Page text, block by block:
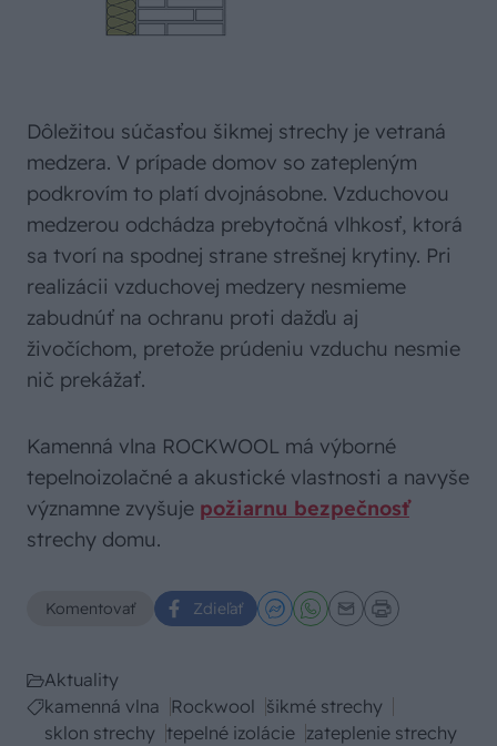
Dôležitou súčasťou šikmej strechy je vetraná
medzera. V prípade domov so zatepleným
podkrovím to platí dvojnásobne. Vzduchovou
medzerou odchádza prebytočná vlhkosť, ktorá
sa tvorí na spodnej strane strešnej krytiny. Pri
realizácii vzduchovej medzery nesmieme
zabudnúť na ochranu proti dažďu aj
živočíchom, pretože prúdeniu vzduchu nesmie
nič prekážať.
Kamenná vlna ROCKWOOL má výborné
tepelnoizolačné a akustické vlastnosti a navyše
významne zvyšuje požiarnu bezpečnosť
strechy domu.
Komentovať Zdieľať
Aktuality
kamenná vlna
Rockwool šikmé strechy
sklon strechy tepelné izolácie zateplenie strechy